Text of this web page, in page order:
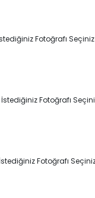
Fotoğrafı Seçiniz
Fotoğrafı
Fotoğrafı